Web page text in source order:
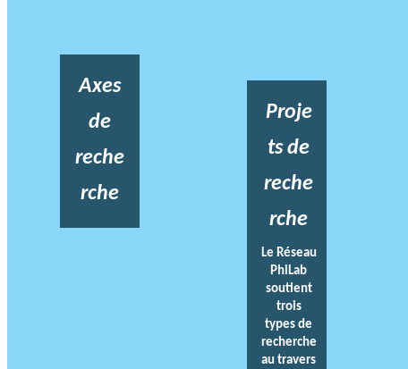
Axes
de
reche
rche
Proje
ts de
reche
rche
Le Réseau
PhiLab
soutient
trois
types de
recherche
au travers